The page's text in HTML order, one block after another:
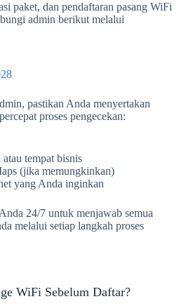
paket, dan pendaftaran pasang WiFi
admin berikut melalui
pastikan Anda menyertakan
proses pengecekan:
tempat bisnis
(jika memungkinkan)
yang Anda inginkan
24/7 untuk menjawab semua
melalui setiap langkah proses
WiFi Sebelum Daftar?